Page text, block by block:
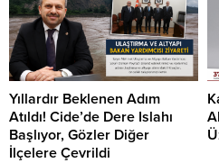
Yıllardır Beklenen Adım
Atıldı! Cide’de Dere Islahı
Başlıyor, Gözler Diğer
İlçelere Çevrildi